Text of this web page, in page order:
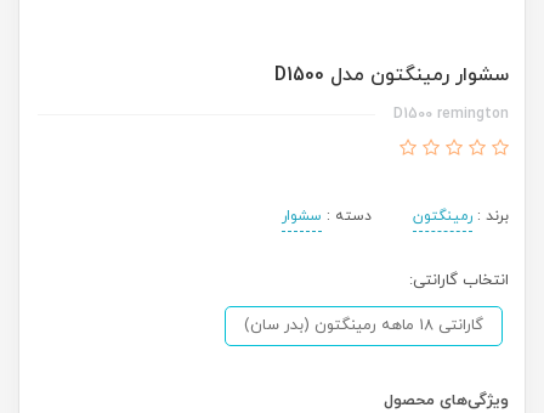
سشوار رمینگتون مدل D1500
D1500 remington
برند : رمینگتون دسته : سشوار
انتخاب گارانتی:
گارانتی 18 ماهه رمینگتون (بدر سان)
ویژگی‌های محصول